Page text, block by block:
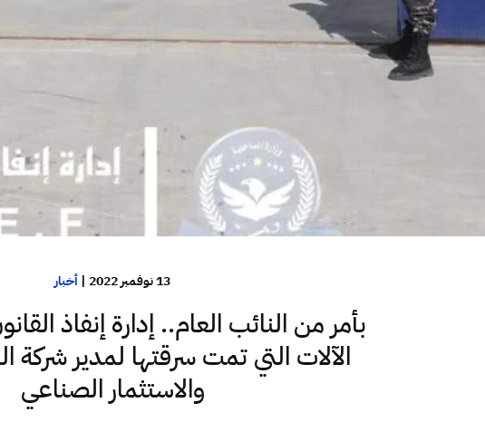
13 نوفمبر 2022 | أخبار
بأمر من النائب العام.. إدارة إنفاذ
الآلات التي تمت سرقتها لمدير شركة
والاستثمار الصناعي